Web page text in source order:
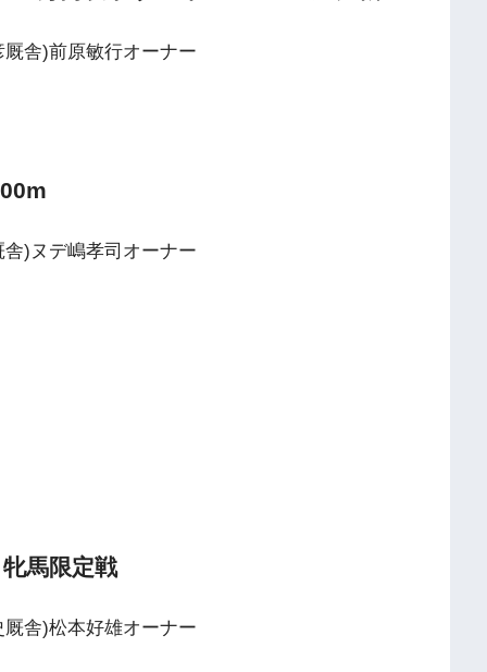
舎)前原敏行オーナー
)ヌデ嶋孝司オーナー
馬限定戦
舎)松本好雄オーナー